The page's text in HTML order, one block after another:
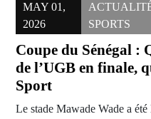
MAY 01,
2026
SPORTS
Coupe du Sénégal
de l’UGB en finale,
Sport
Le stade Mawade Wade a